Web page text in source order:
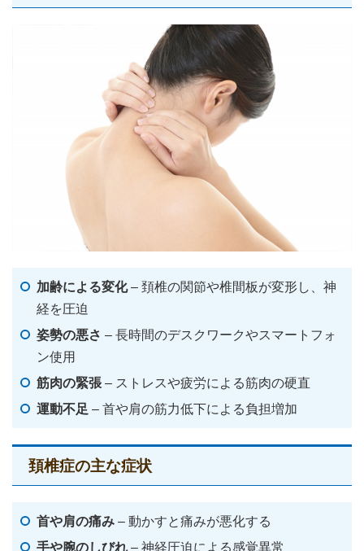
加齢による変化– 頚椎の関節や椎間板が変形し、神
経を圧迫
姿勢の悪さ – 長時間のデスクワークやスマートフォ
ン使用
筋肉の緊張 – ストレスや疲労による筋肉の硬直
運動不足 – 首や肩の筋力低下による負担増加
頚椎症の主な症状
首や肩の痛み – 動かすと痛みが悪化する
手や腕のしびれ – 神経圧迫による感覚異常